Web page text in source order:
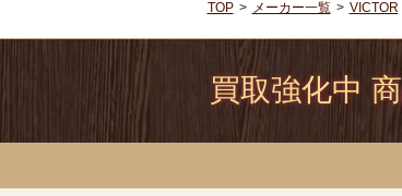
TOP メーカー一覧 VICTOR
買取強化中